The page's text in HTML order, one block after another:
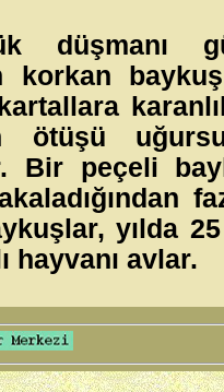
düşmanı
korkan
ötüşü
Bir peçeli
yılda
hayvanı avlar.